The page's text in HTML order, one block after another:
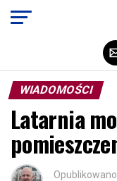
WIADOMOŚCI
Latarnia
Opublikowano